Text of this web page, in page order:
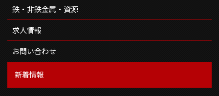
鉄・非鉄金属・資源
求人情報
お問い合わせ
新着情報